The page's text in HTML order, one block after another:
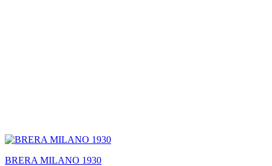
BRERA MILANO 1930